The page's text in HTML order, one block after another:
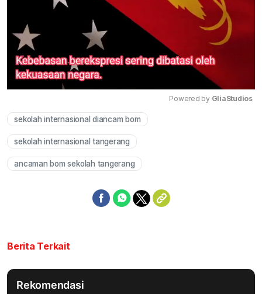
Powered by GliaStudios
sekolah internasional diancam bom
sekolah internasional tangerang
ancaman bom sekolah tangerang
Berita Terkait
Rekomendasi